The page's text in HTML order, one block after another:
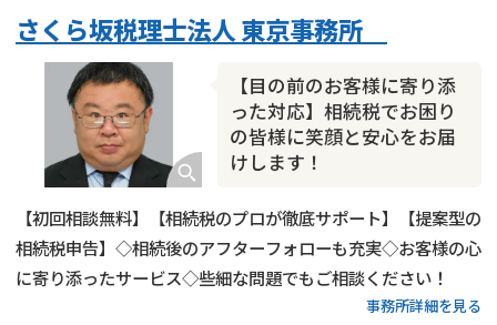
【目の前のお客様に寄り添
った対応】相続税でお困り
の皆様に笑顔と安心をお届
けします！
さくら坂税理士法人 東京事務所
【初回相談無料】【相続税のプロが徹底サポート】【提案型の
相続税申告】◇相続後のアフターフォローも充実◇お客様の心
に寄り添ったサービス◇些細な問題でもご相談ください！
事務所詳細を見る